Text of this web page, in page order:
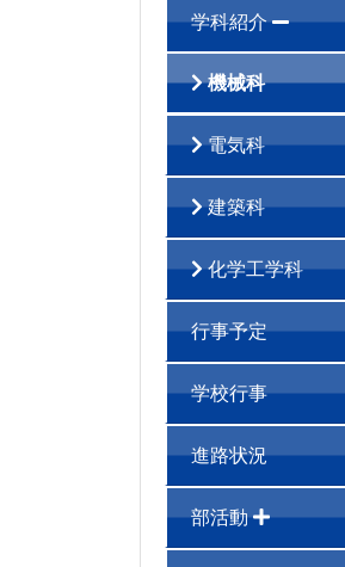
学科紹介
機械科
電気科
建築科
化学工学科
行事予定
学校行事
進路状況
部活動